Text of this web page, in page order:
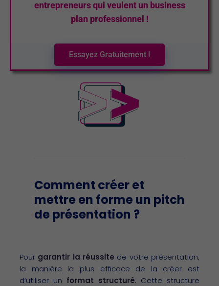
entrepreneurs qui veulent un business
plan professionnel !
Essayez Gratuitement !
Comment créer et
mettre en forme un pitch
de présentation ?
Pour garantir la réussite de votre présentation,
la manière la plus efficace de la créer est
d’utiliser un format structuré. Cette structure